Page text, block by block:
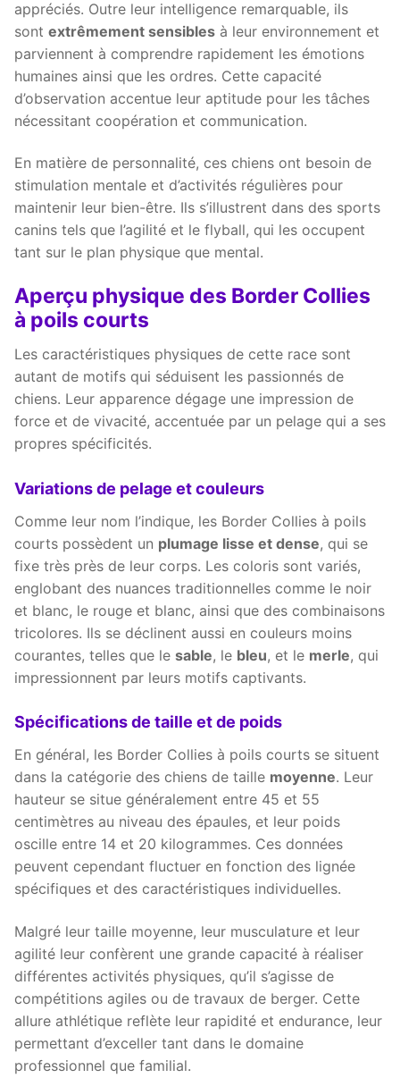
appréciés. Outre leur intelligence remarquable, ils
sont extrêmement sensibles à leur environnement et
parviennent à comprendre rapidement les émotions
humaines ainsi que les ordres. Cette capacité
d’observation accentue leur aptitude pour les tâches
nécessitant coopération et communication.
En matière de personnalité, ces chiens ont besoin de
stimulation mentale et d’activités régulières pour
maintenir leur bien-être. Ils s’illustrent dans des sports
canins tels que l’agilité et le flyball, qui les occupent
tant sur le plan physique que mental.
Aperçu physique des Border Collies
à poils courts
Les caractéristiques physiques de cette race sont
autant de motifs qui séduisent les passionnés de
chiens. Leur apparence dégage une impression de
force et de vivacité, accentuée par un pelage qui a ses
propres spécificités.
Variations de pelage et couleurs
Comme leur nom l’indique, les Border Collies à poils
courts possèdent un plumage lisse et dense, qui se
fixe très près de leur corps. Les coloris sont variés,
englobant des nuances traditionnelles comme le noir
et blanc, le rouge et blanc, ainsi que des combinaisons
tricolores. Ils se déclinent aussi en couleurs moins
courantes, telles que le sable, le bleu, et le merle, qui
impressionnent par leurs motifs captivants.
Spécifications de taille et de poids
En général, les Border Collies à poils courts se situent
dans la catégorie des chiens de taille moyenne. Leur
hauteur se situe généralement entre 45 et 55
centimètres au niveau des épaules, et leur poids
oscille entre 14 et 20 kilogrammes. Ces données
peuvent cependant fluctuer en fonction des lignée
spécifiques et des caractéristiques individuelles.
Malgré leur taille moyenne, leur musculature et leur
agilité leur confèrent une grande capacité à réaliser
différentes activités physiques, qu’il s’agisse de
compétitions agiles ou de travaux de berger. Cette
allure athlétique reflète leur rapidité et endurance, leur
permettant d’exceller tant dans le domaine
professionnel que familial.